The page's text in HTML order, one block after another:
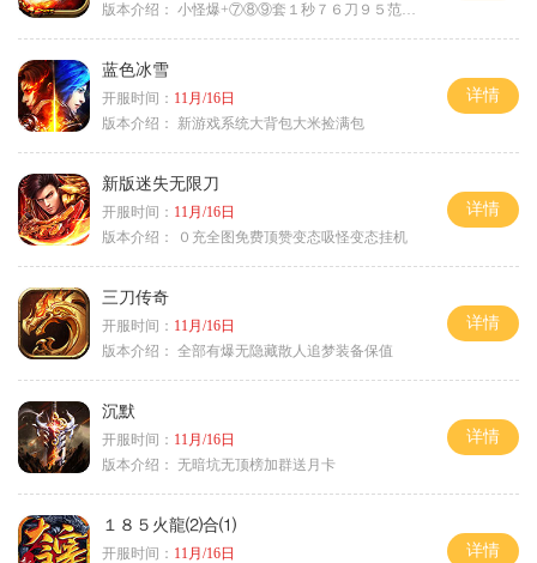
版本介绍： 小怪爆+⑦⑧⑨套１秒７６刀９５范围捡
蓝色冰雪
开服时间： 11月/16日
版本介绍：
新游戏系统大背包大米捡满包
详情
新版迷失无限刀
开服时间： 11月/16日
版本介绍：
０充全图免费顶赞变态吸怪变态挂机
详情
三刀传奇
开服时间： 11月/16日
版本介绍： 全部有爆无隐藏散人追梦装备保值
详情
沉默
开服时间： 11月/16日
版本介绍： 无暗坑无顶榜加群送月卡
详情
１８５火龍⑵合⑴
开服时间： 11月/16日
详情